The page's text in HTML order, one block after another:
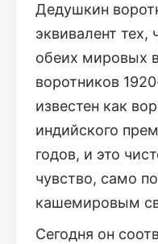
Дедушкин
эквивалент тех,
обеих мировых
воротников
известен как
индийского
годов, и это
чувство, само
кашемировым
Сегодня он